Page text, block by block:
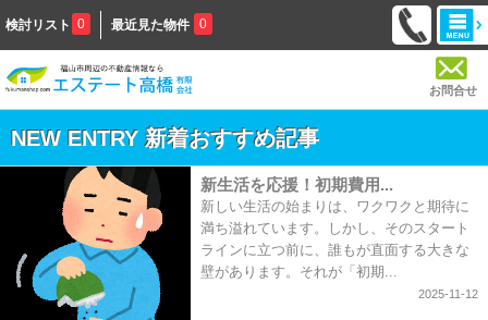
検討リスト 0 最近見た物件 0
お問合せ
NEW ENTRY 新着おすすめ記事
新生活を応援！初期費用...
新しい生活の始まりは、ワクワクと期待に
満ち溢れています。しかし、そのスタート
ラインに立つ前に、誰もが直面する大きな
壁があります。それが「初期...
2025-11-12